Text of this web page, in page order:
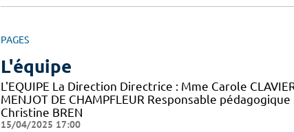
PAGES
L'équipe
L'EQUIPE La Direction Directrice : Mme Carole
MENJOT DE CHAMPFLEUR Responsable
Christine BREN
15/04/2025 17:00